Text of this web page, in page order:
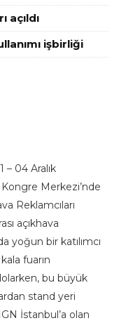
açıldı
işbirliği
– 04 Aralık
Merkezi’nde
Reklamcıları
açıkhava
yoğun bir katılımcı
fuarın
bu büyük
stand yeri
İstanbul’a olan